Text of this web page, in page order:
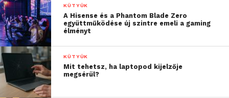
KÜTYÜK
A Hisense és a Phantom Blade Zero
együttműködése új szintre emeli a gaming
élményt
KÜTYÜK
Mit tehetsz, ha laptopod kijelzője
megsérül?